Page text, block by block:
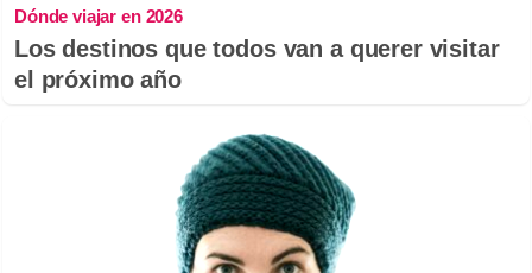
Dónde viajar en 2026
Los destinos que todos van a querer visitar
el próximo año